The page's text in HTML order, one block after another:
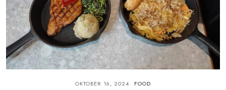
OKTOBER 16, 2024 FOOD